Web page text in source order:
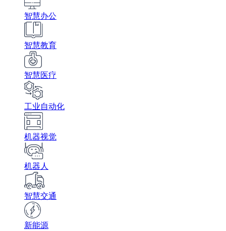
智慧办公
智慧教育
智慧医疗
工业自动化
机器视觉
机器人
智慧交通
新能源